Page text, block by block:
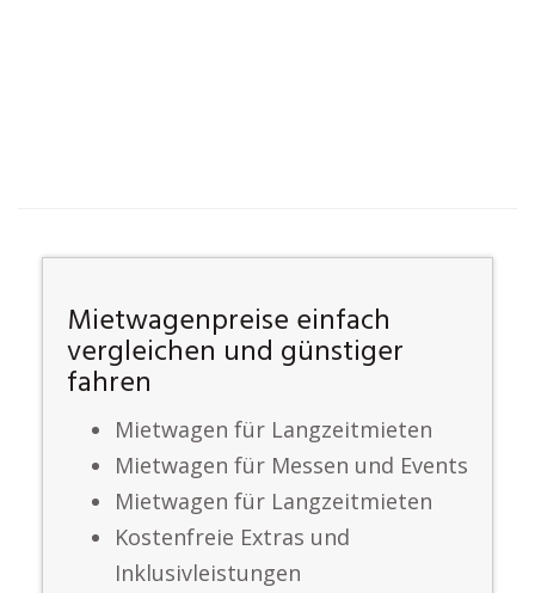
Mietwagenpreise einfach
vergleichen und günstiger
fahren
Mietwagen für Langzeitmieten
Mietwagen für Messen und Events
Mietwagen für Langzeitmieten
Kostenfreie Extras und
Inklusivleistungen